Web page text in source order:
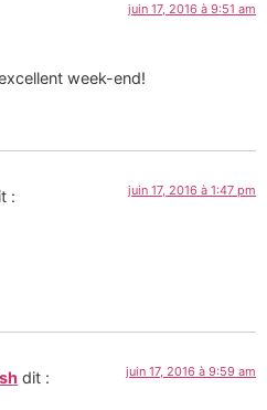
juin 17, 2016 à 9:51 am
week-end!
: juin 17, 2016 à 1:47 pm
dit : juin 17, 2016 à 9:59 am